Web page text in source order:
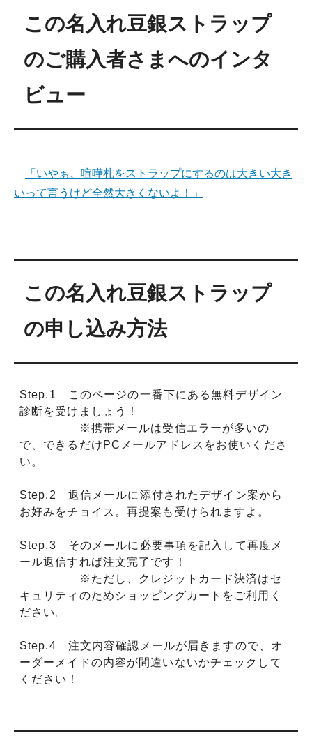
この名入れ豆銀ストラップ
のご購入者さまへのインタ
ビュー
「いやぁ、喧嘩札をストラップにするのは大きい大き
いって言うけど全然大きくないよ！」
この名入れ豆銀ストラップ
の申し込み方法
Step.1 このページの一番下にある無料デザイン
診断を受けましょう！
※携帯メールは受信エラーが多いの
で、できるだけPCメールアドレスをお使いくださ
い。
Step.2 返信メールに添付されたデザイン案から
お好みをチョイス。再提案も受けられますよ。
Step.3 そのメールに必要事項を記入して再度メ
ール返信すれば注文完了です！
※ただし、クレジットカード決済はセ
キュリティのためショッピングカートをご利用く
ださい。
Step.4 注文内容確認メールが届きますので、オ
ーダーメイドの内容が間違いないかチェックして
ください！